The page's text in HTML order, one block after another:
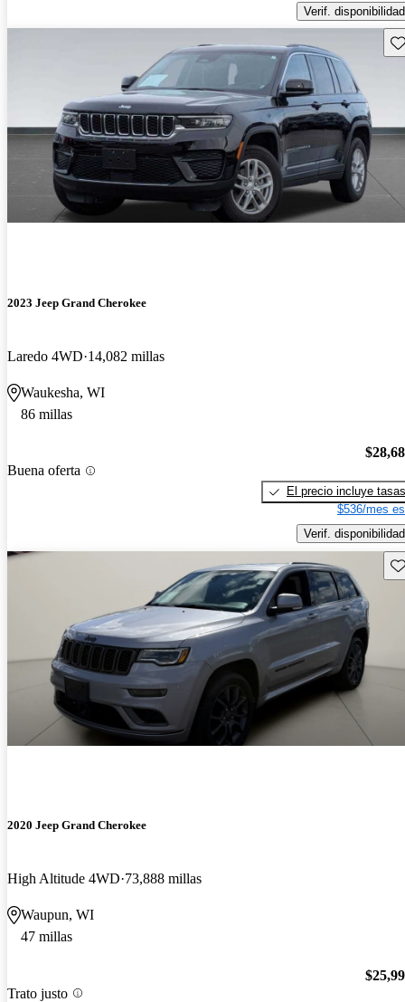
Verif. disponibilidad
2023 Jeep Grand Cherokee
Laredo 4WD 14,082 millas
Waukesha, WI
86 millas
Buena oferta
El precio incluye tasas
$536/mes
Verif. disponibilidad
2020 Jeep Grand Cherokee
High Altitude 4WD 73,888 millas
Waupun, WI
47 millas
Trato justo